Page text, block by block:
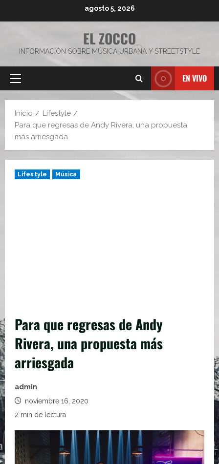
agosto 5, 2026
EL ZOCCO
INFORMACIÓN SOBRE MÚSICA URBANA Y STREETSTYLE
Menú
EN VIVO
Inicio
Lifestyle
Para que regresas de Andy Rivera, una propuesta
más arriesgada
Lifestyle Música
Para que regresas de Andy
Rivera, una propuesta más
arriesgada
admin
noviembre 16, 2020
2 min de lectura